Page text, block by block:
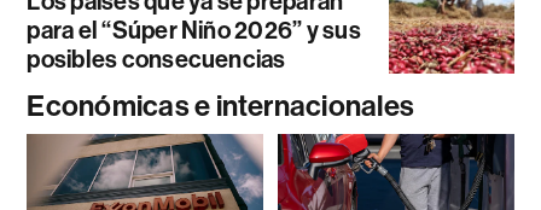
para el “Súper Niño 2026” y sus
posibles consecuencias
Económicas e internacionales